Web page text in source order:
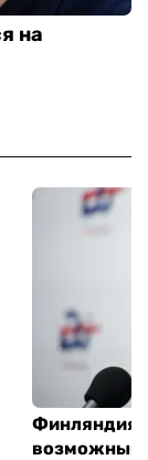
Финляндия
возможным